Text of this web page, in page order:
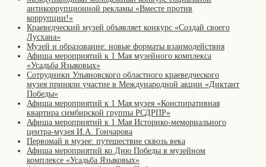
антикоррупционной рекламы «Вместе против
коррупции!»
Краеведческий музей объявляет конкурс «Создай своего
Лусхана»
Музей и образование: новые форматы взаимодействия
Афиша мероприятий к 1 Мая музейного комплекса
«Усадьба Языковых»
Сотрудники Ульяновского областного краеведческого
музея приняли участие в Международной акции «Диктант
Победы»
Афиша мероприятий к 1 Мая музея «Конспиративная
квартира симбирской группы РСДРПР»
Афиша мероприятий к 1 Мая Историко-мемориального
центра-музея И.А. Гончарова
Первомай в музее: путешествие сквозь века
Афиша мероприятий ко Дню Победы в музейном
комплексе «Усадьба Языковых»